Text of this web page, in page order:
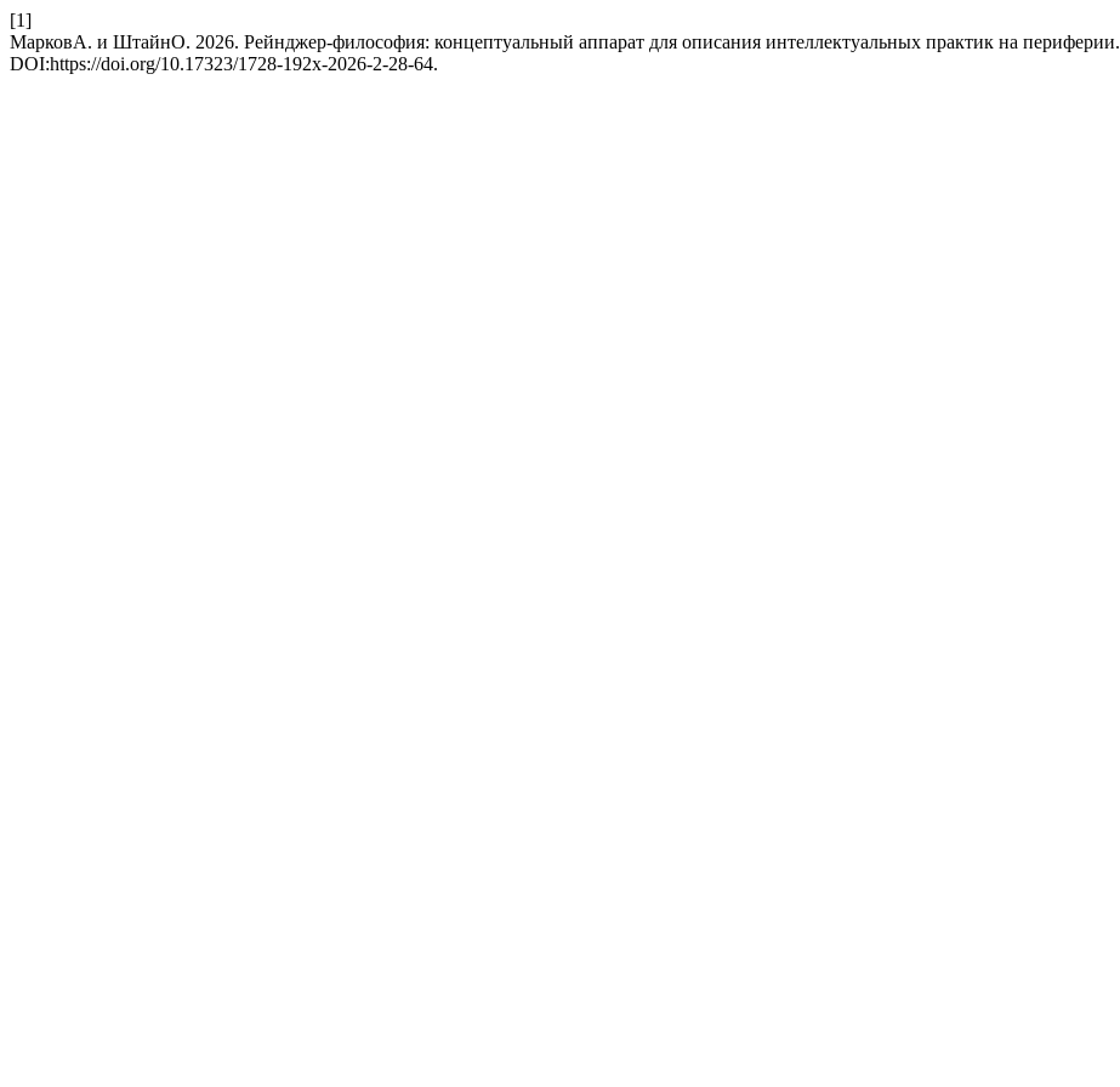
[1]
МарковА. и ШтайнО. 2026. Рейнджер-философия: концептуальный аппарат для описания интеллектуальных практик на периферии.
DOI:https://doi.org/10.17323/1728-192x-2026-2-28-64.